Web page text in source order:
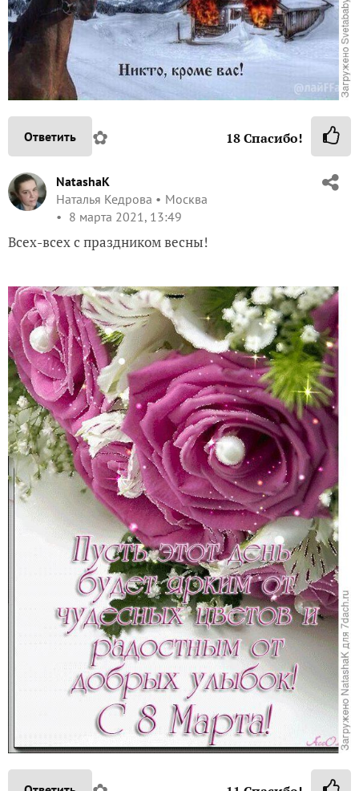
Ответить ✿ 18Спасибо!
NatashaK
Наталья Кедрова
Москва
8 марта 2021, 13:49
Всех-всех с праздником весны!